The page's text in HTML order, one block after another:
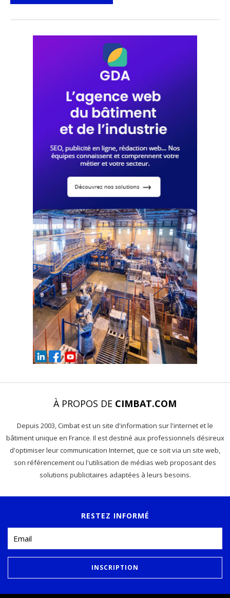
À PROPOS DE CIMBAT.COM
Depuis 2003, Cimbat est un site d'information sur l'internet et le
bâtiment unique en France. Il est destiné aux professionnels désireux
d'optimiser leur communication Internet, que ce soit via un site web,
son référencement ou l'utilisation de médias web proposant des
solutions publicitaires adaptées à leurs besoins.
RESTEZ INFORMÉ